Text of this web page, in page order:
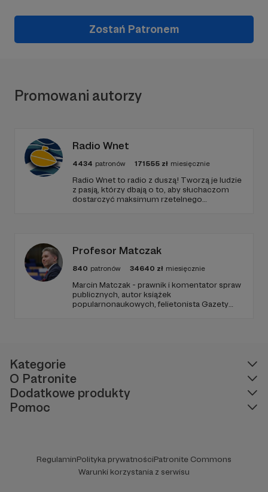
Zostań Patronem
Promowani autorzy
Radio Wnet
4434 patronów 171555 zł miesięcznie
Radio Wnet to radio z duszą! Tworzą je ludzie
z pasją, którzy dbają o to, aby słuchaczom
dostarczyć maksimum rzetelnego
Profesor Matczak
840 patronów 34640 zł miesięcznie
Marcin Matczak - prawnik i komentator spraw
publicznych, autor książek
popularnonaukowych, felietonista Gazety
Kategorie
O Patronite
Dodatkowe produkty
Pomoc
RegulaminPolityka prywatnościPatronite Commons
Warunki korzystania z serwisu